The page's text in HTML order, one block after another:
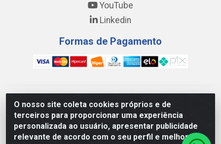
O nosso site coleta cookies próprios e de
terceiros para proporcionar uma experiência
personalizada ao usuário, apresentar publicidade
relevante de acordo com o seu perfil e melhorar a
YouTube
Linkedin
Formas de Pagamento
WING DISTRIBUIDORA COMÉRCIO E LOGÍSTICA DE MATERIAL
DE CONSTRUÇÕES LTDA - AV. DA INTEGRAÇÃO, 790 -
PATRÍCIA GOMES, CAUCAIA/CE - CEP 61.604-505 - CNPJ
17.523.384/0001-20